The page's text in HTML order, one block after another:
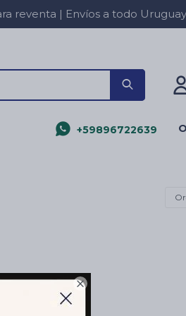

reventa | Envíos a todo Uruguay
+59896722639